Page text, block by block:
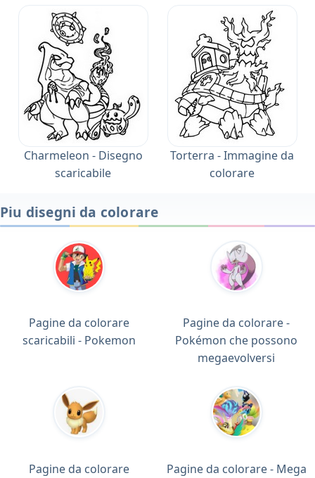
Charmeleon - Disegno
scaricabile
Torterra - Immagine da
colorare
Piu disegni da colorare
Pagine da colorare
scaricabili - Pokemon
Pagine da colorare -
Pokémon che possono
megaevolversi
Pagine da colorare
Pagine da colorare - Mega